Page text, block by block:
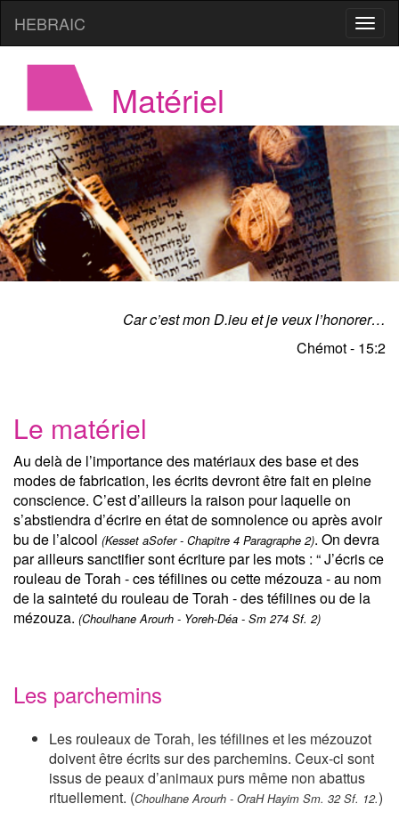
HEBRAIC
Matériel
Car c’est mon D.ieu et je veux l’honorer…
Chémot - 15:2
Le matériel
Au delà de l’importance des matériaux des base et des
modes de fabrication, les écrits devront être fait en pleine
conscience. C’est d’ailleurs la raison pour laquelle on
s’abstiendra d’écrire en état de somnolence ou après avoir
bu de l’alcool (Kesset aSofer - Chapitre 4 Paragraphe 2). On devra
par ailleurs sanctifier sont écriture par les mots : “ J’écris ce
rouleau de Torah - ces téfilines ou cette mézouza - au nom
de la sainteté du rouleau de Torah - des téfilines ou de la
mézouza. (Choulhane Arourh - Yoreh-Déa - Sm 274 Sf. 2)
Les parchemins
Les rouleaux de Torah, les téfilines et les mézouzot
doivent être écrits sur des parchemins. Ceux-ci sont
issus de peaux d’animaux purs même non abattus
rituellement. (Choulhane Arourh - OraH Hayim Sm. 32 Sf. 12.)